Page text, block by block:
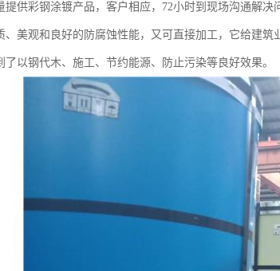
提供彩钢涂镀产品，客户相应，72小时到现场沟通解决
、美观和良好的防腐蚀性能，又可直接加工，它给建
了以钢代木、施工、节约能源、防止污染等良好效果。